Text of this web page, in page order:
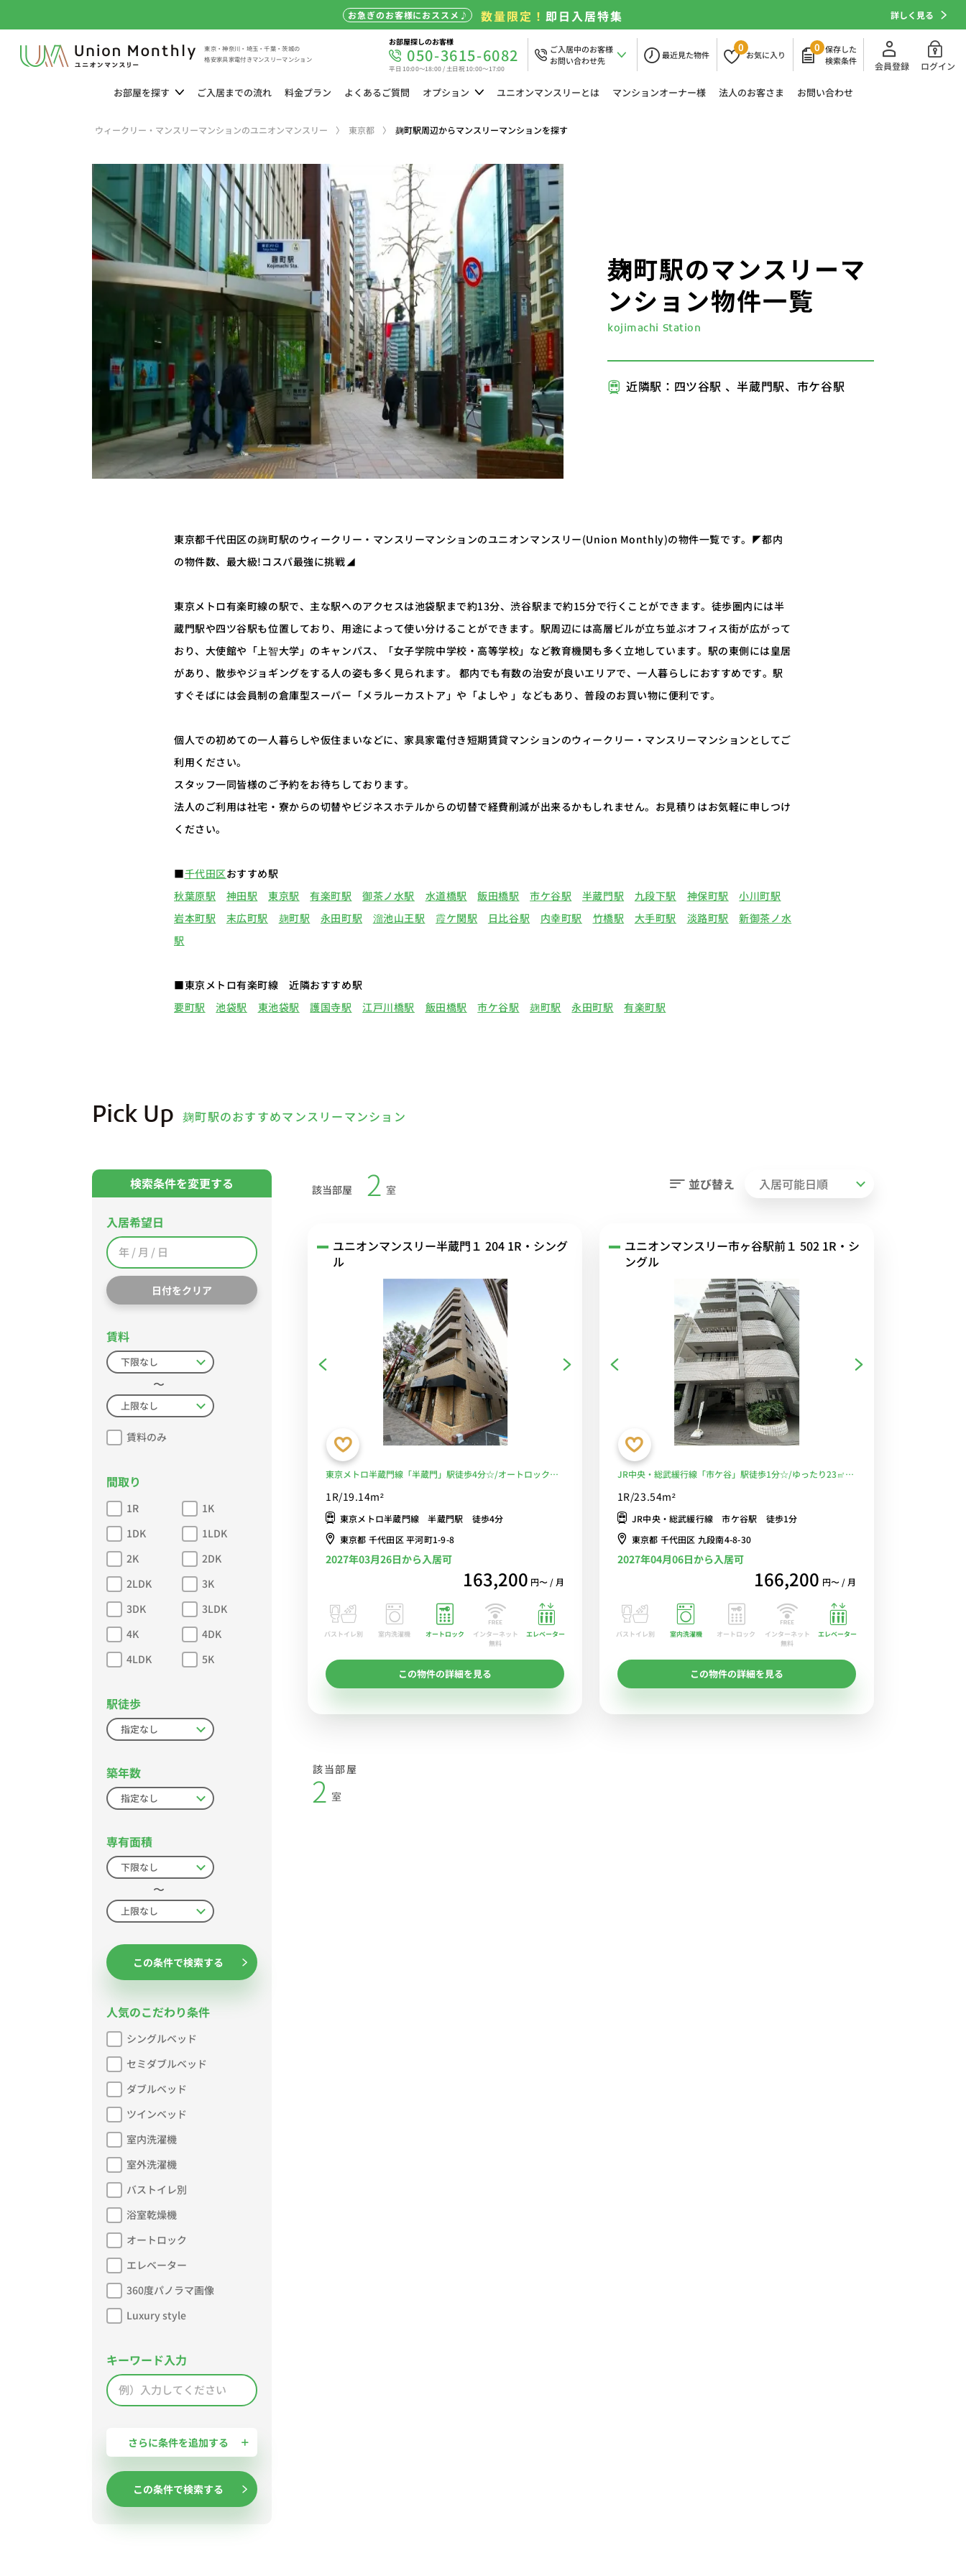
お急ぎのお客様におススメ♪ 数量限定！即日入居特集 詳しく見る
東京・神奈川・埼玉・千葉・茨城の
格安家具家電付きマンスリーマンション
お部屋探しのお客様
050-3615-6082
平日 10:00～18:00 / 土日祝 10:00～17:00
ご入居中のお客様
お問い合わせ先
最近見た物件
0
お気に入り
0 保存した
検索条件
会員登録 ログイン
お部屋を探す ご入居までの流れ 料金プラン よくあるご質問 オプション ユニオンマンスリーとは マンションオーナー様 法人のお客さま お問い合わせ
ウィークリー・マンスリーマンションのユニオンマンスリー 東京都 麹町駅周辺からマンスリーマンションを探す
麹町駅のマンスリーマ
ンション物件一覧
kojimachi Station
近隣駅：四ツ谷駅 、半蔵門駅、市ケ谷駅
東京都千代田区の麹町駅のウィークリー・マンスリーマンションのユニオンマンスリー(Union Monthly)の物件一覧です。◤都内
の物件数、最大級!コスパ最強に挑戦◢
東京メトロ有楽町線の駅で、主な駅へのアクセスは池袋駅まで約13分、渋谷駅まで約15分で行くことができます。徒歩圏内には半
蔵門駅や四ツ谷駅も位置しており、用途によって使い分けることができます。駅周辺には高層ビルが立ち並ぶオフィス街が広がって
おり、大使館や「上智大学」のキャンパス、「女子学院中学校・高等学校」など教育機関も多く立地しています。駅の東側には皇居
があり、散歩やジョギングをする人の姿も多く見られます。 都内でも有数の治安が良いエリアで、一人暮らしにおすすめです。駅
すぐそばには会員制の倉庫型スーパー「メラルーカストア」や「よしや 」などもあり、普段のお買い物に便利です。
個人での初めての一人暮らしや仮住まいなどに、家具家電付き短期賃貸マンションのウィークリー・マンスリーマンションとしてご
利用ください。
スタッフ一同皆様のご予約をお待ちしております。
法人のご利用は社宅・寮からの切替やビジネスホテルからの切替で経費削減が出来るかもしれません。お見積りはお気軽に申しつけ
ください。
■千代田区おすすめ駅
秋葉原駅
神田駅 東京駅 有楽町駅 御茶ノ水駅 水道橋駅 飯田橋駅 市ケ谷駅 半蔵門駅 九段下駅 神保町駅
小川町駅
岩本町駅
末広町駅 麹町駅 永田町駅 溜池山王駅 霞ケ関駅 日比谷駅 内幸町駅 竹橋駅 大手町駅 淡路町駅
新御茶ノ水
駅
■東京メトロ有楽町線 近隣おすすめ駅
要町駅
池袋駅 東池袋駅 護国寺駅 江戸川橋駅 飯田橋駅 市ケ谷駅 麹町駅 永田町駅 有楽町駅
Pick Up 麹町駅のおすすめマンスリーマンション
該当部屋 2 室 並び替え
ユニオンマンスリー半蔵門１ 204 1R・シング
ル
東京メトロ半蔵門線「半蔵門」駅徒歩4分☆/オートロック付
♪/■選べるWi-Fi格安レンタル中！
1R/19.14m²
東京メトロ半蔵門線 半蔵門駅 徒歩4分
東京都 千代田区 平河町1-9-8
2027年03月26日から入居可
163,200 円〜 / 月
バストイレ別 室内洗濯機 オートロック
インターネット
無料
エレベーター
この物件の詳細を見る
ユニオンマンスリー市ヶ谷駅前１ 502 1R・シ
ングル
JR中央・総武緩行線「市ケ谷」駅徒歩1分☆/ゆったり23㎡
1R/23.54m²
JR中央・総武緩行線 市ケ谷駅 徒歩1分
東京都 千代田区 九段南4-8-30
2027年04月06日から入居可
166,200 円〜 / 月
バストイレ別 室内洗濯機 オートロック
インターネット
無料
エレベーター
この物件の詳細を見る
該当部屋
2 室
検索条件を変更する
入居希望日
日付をクリア
賃料
〜
賃料のみ
間取り
1R
1K
1DK
1LDK
2K
2DK
2LDK
3K
3DK
3LDK
4K
4DK
4LDK
5K
駅徒歩
築年数
専有面積
〜
この条件で検索する
人気のこだわり条件
シングルベッド
セミダブルベッド
ダブルベッド
ツインベッド
室内洗濯機
室外洗濯機
バストイレ別
浴室乾燥機
オートロック
エレベーター
360度パノラマ画像
Luxury style
キーワード入力
さらに条件を追加する
この条件で検索する